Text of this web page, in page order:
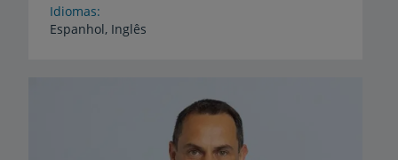
Idiomas
Espanhol, Inglês